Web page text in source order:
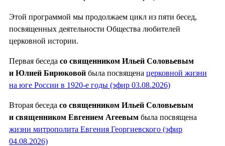
Этой программой мы продолжаем цикл из пяти бесед,
посвященных деятельности Общества любителей
церковной истории.
Первая беседа со священником Ильей Соловьевым
и Юлией Бирюковой была посвящена церковной жизни
на юге России в 1920-е годы (эфир 03.08.2026)
Вторая беседа со священником Ильей Соловьевым
и священником Евгением Агеевым была посвящена
жизни митрополита Евгения Георгиевского (эфир
04.08.2026)